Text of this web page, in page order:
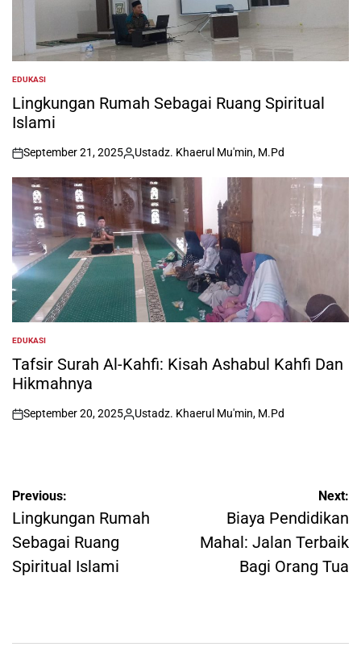
POSTED
IN
EDUKASI
Lingkungan Rumah Sebagai Ruang Spiritual
Islami
on
September 21, 2025
Posted
by
Ustadz. Khaerul Mu'min, M.Pd
POSTED
IN
EDUKASI
Tafsir Surah Al-Kahfi: Kisah Ashabul Kahfi Dan
Hikmahnya
on
September 20, 2025
Posted
Ustadz. Khaerul Mu'min, M.Pd
Post
navigation
Previous:
Lingkungan Rumah
Sebagai Ruang
Spiritual Islami
Next:
Biaya Pendidikan
Mahal: Jalan Terbaik
Bagi Orang Tua